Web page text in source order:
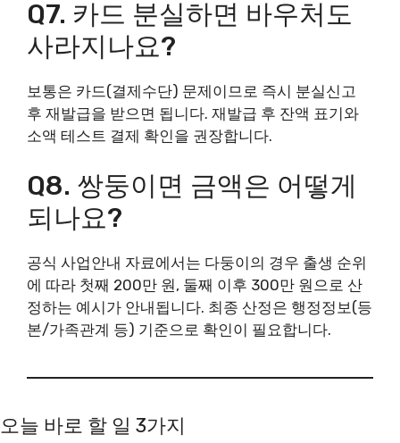
Q7. 카드 분실하면 바우처도
사라지나요?
보통은 카드(결제수단) 문제이므로 즉시 분실신고
후 재발급을 받으면 됩니다. 재발급 후 잔액 표기와
소액 테스트 결제 확인을 권장합니다.
Q8. 쌍둥이면 금액은 어떻게
되나요?
공식 사업안내 자료에서는 다둥이의 경우 출생 순위
에 따라 첫째 200만 원, 둘째 이후 300만 원으로 산
정하는 예시가 안내됩니다. 최종 산정은 행정정보(등
본/가족관계 등) 기준으로 확인이 필요합니다.
오늘 바로 할 일 3가지